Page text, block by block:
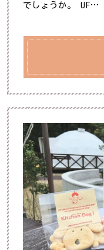
でしょうか。 UF…